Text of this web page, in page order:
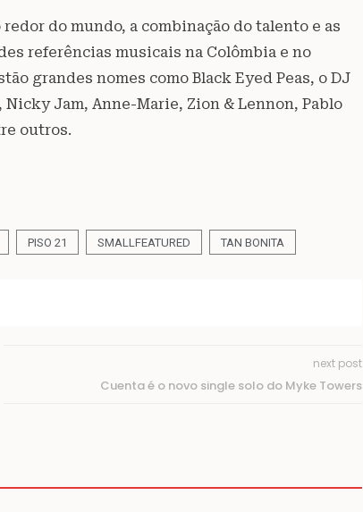
do mundo, a combinação do talento e as
referências musicais na Colômbia e no
grandes nomes como Black Eyed Peas, o DJ
Jam, Anne-Marie, Zion & Lennon, Pablo
outros.
PISO 21 SMALLFEATURED TAN BONITA
next post
Cuenta é o novo single solo do Myke Towers